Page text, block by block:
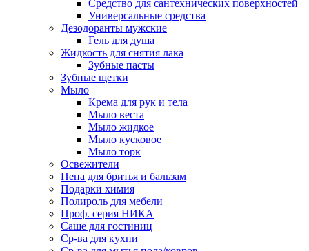
Средство для сантехнических поверхностей
Универсальные средства
Дезодоранты мужские
Гель для душа
Жидкость для снятия лака
Зубные пасты
Зубные щетки
Мыло
Крема для рук и тела
Мыло веста
Мыло жидкое
Мыло кусковое
Мыло торк
Освежители
Пена для бритья и бальзам
Подарки химия
Полироль для мебели
Проф. серия НИКА
Саше для гостиниц
Ср-ва для кухни